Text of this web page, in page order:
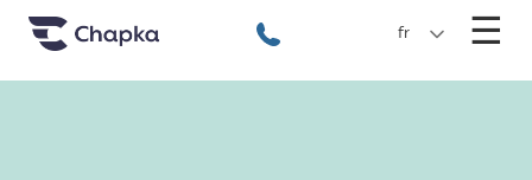
Chapka Seguro Viagem
+351 800 50 01 71
fr ☰